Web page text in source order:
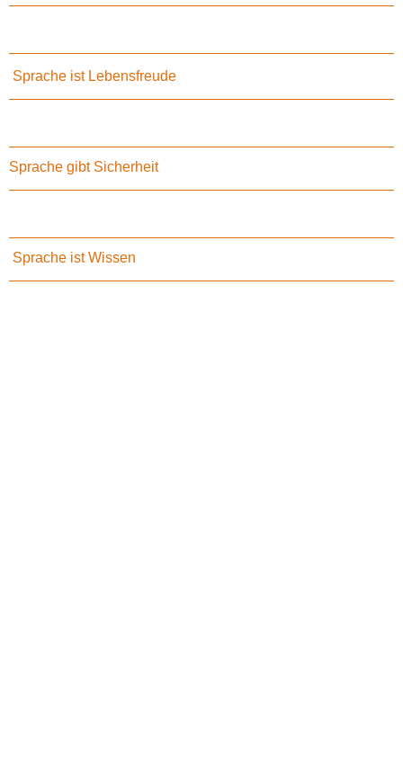
Sprache ist Lebensfreude
Sprache gibt Sicherheit
Sprache ist Wissen